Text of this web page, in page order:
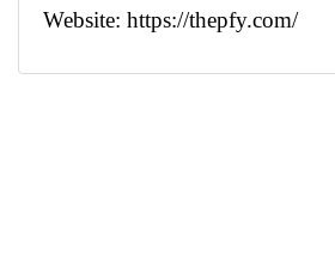
Website: https://thepfy.com/